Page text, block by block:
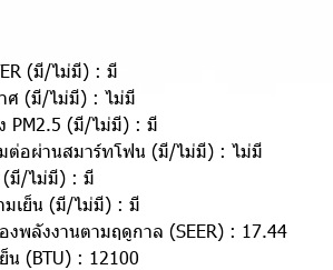
(มี/ไม่มี) : มี
ศ (มี/ไม่มี) : ไม่มี
PM2.5 (มี/ไม่มี) : มี
มต่อผ่านสมาร์ทโฟน (มี/ไม่มี) : ไม่มี
(มี/ไม่มี) : มี
มเย็น (มี/ไม่มี) : มี
งพลังงานตามฤดูกาล (SEER) : 17.44
น (BTU) : 12100